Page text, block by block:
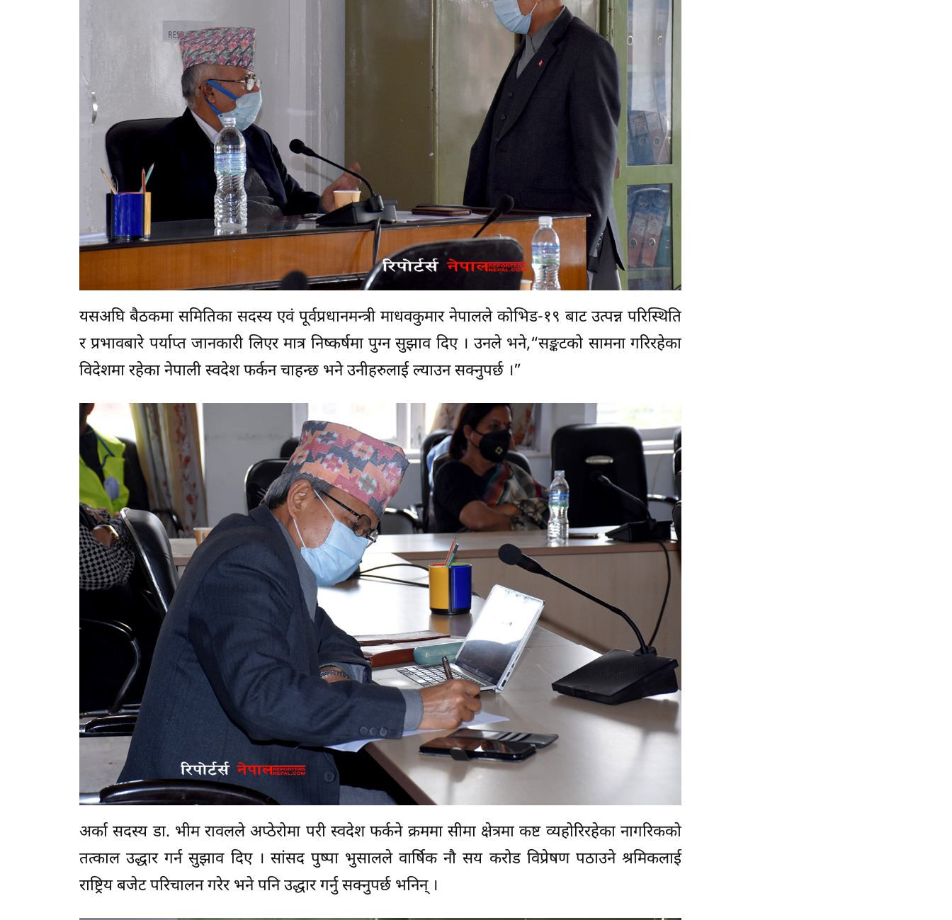
यसअघि बैठकमा समितिका सदस्य एवं पूर्वप्रधानमन्त्री माधवकुमार नेपालले कोभिड-१९ बाट उत्पन्न परिस्थिति
र प्रभावबारे पर्याप्त जानकारी लिएर मात्र निष्कर्षमा पुग्न सुझाव दिए । उनले भने,“सङ्कटको सामना गरिरहेका
विदेशमा रहेका नेपाली स्वदेश फर्कन चाहन्छ भने उनीहरुलाई ल्याउन सक्नुपर्छ ।”
अर्का सदस्य डा. भीम रावलले अप्ठेरोमा परी स्वदेश फर्कने क्रममा सीमा क्षेत्रमा कष्ट व्यहोरिरहेका नागरिकको
तत्काल उद्धार गर्न सुझाव दिए । सांसद पुष्पा भुसालले वार्षिक नौ सय करोड विप्रेषण पठाउने श्रमिकलाई
राष्ट्रिय बजेट परिचालन गरेर भने पनि उद्धार गर्नु सक्नुपर्छ भनिन् ।